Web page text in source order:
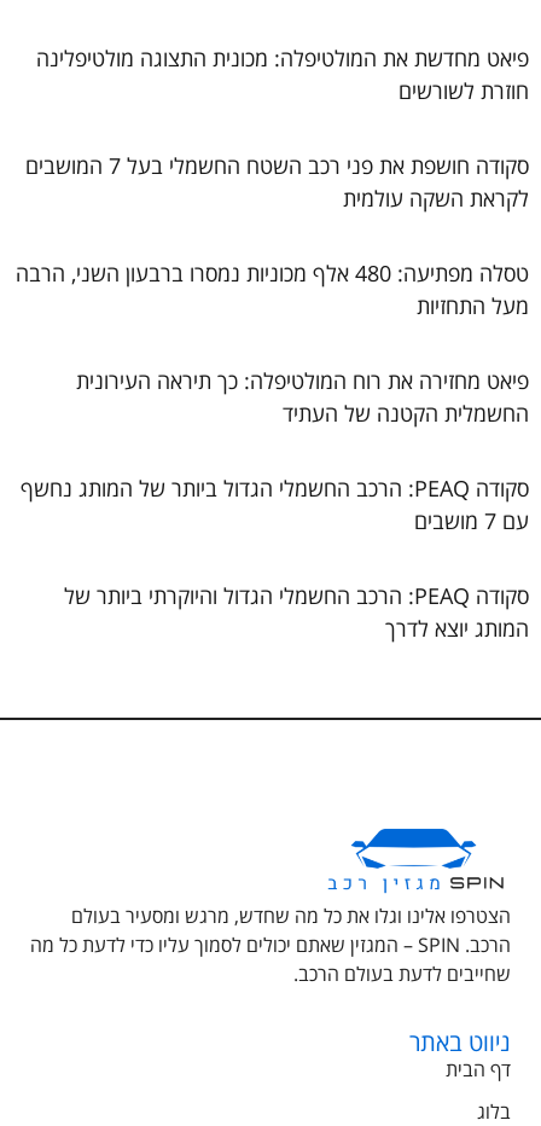
פיאט מחדשת את המולטיפלה: מכונית התצוגה מולטיפלינה
חוזרת לשורשים
סקודה חושפת את פני רכב השטח החשמלי בעל 7 המושבים
לקראת השקה עולמית
טסלה מפתיעה: 480 אלף מכוניות נמסרו ברבעון השני, הרבה
מעל התחזיות
פיאט מחזירה את רוח המולטיפלה: כך תיראה העירונית
החשמלית הקטנה של העתיד
סקודה PEAQ: הרכב החשמלי הגדול ביותר של המותג נחשף
עם 7 מושבים
סקודה PEAQ: הרכב החשמלי הגדול והיוקרתי ביותר של
המותג יוצא לדרך
הצטרפו אלינו וגלו את כל מה שחדש, מרגש ומסעיר בעולם
הרכב. SPIN – המגזין שאתם יכולים לסמוך עליו כדי לדעת כל מה
שחייבים לדעת בעולם הרכב.
ניווט באתר
דף הבית
בלוג